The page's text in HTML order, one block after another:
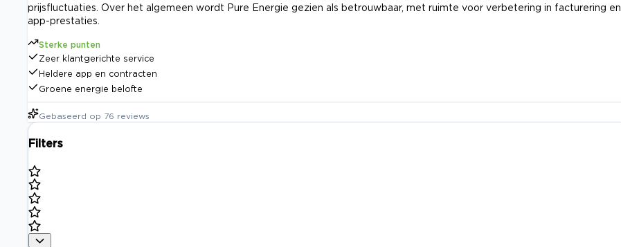
prijsfluctuaties. Over het algemeen wordt Pure Energie gezien als betrouwbaar, met ruimte voor verbetering in facturering en
app-prestaties.
Sterke punten
Zeer klantgerichte service
Heldere app en contracten
Groene energie belofte
Gebaseerd op 76 reviews
Filters